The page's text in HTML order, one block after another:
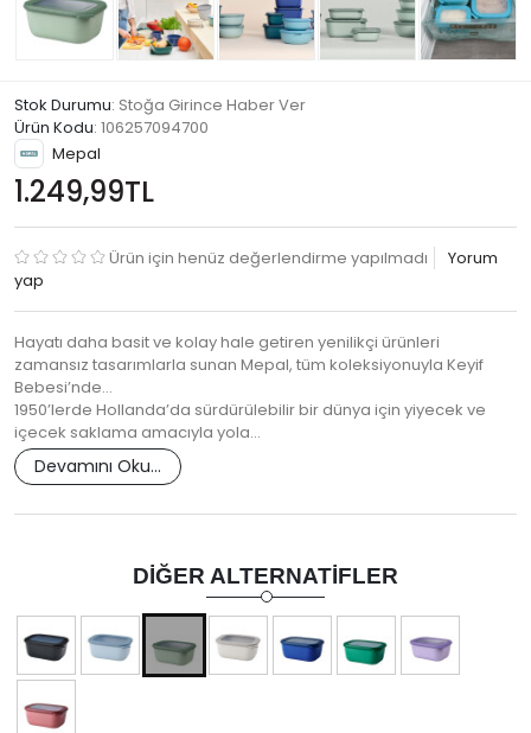
Stok Durumu: Stoğa Girince Haber Ver
Ürün Kodu: 106257094700
Mepal
1.249,99TL
Ürün için henüz değerlendirme yapılmadı
Yorum
yap
Hayatı daha basit ve kolay hale getiren yenilikçi ürünleri
zamansız tasarımlarla sunan Mepal, tüm koleksiyonuyla Keyif
Bebesi’nde…
1950’lerde Hollanda’da sürdürülebilir bir dünya için yiyecek ve
içecek saklama amacıyla yola…
Devamını Oku...
DIĞER ALTERNATIFLER